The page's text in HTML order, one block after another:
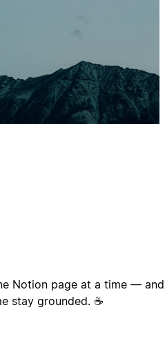
Notion page at a time — and
stay grounded. ☕